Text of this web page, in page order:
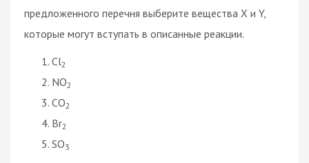
предложенного перечня выберите вещества X и Y,
которые могут вступать в описанные реакции.
Cl2
NO2
CO2
Br2
SO3